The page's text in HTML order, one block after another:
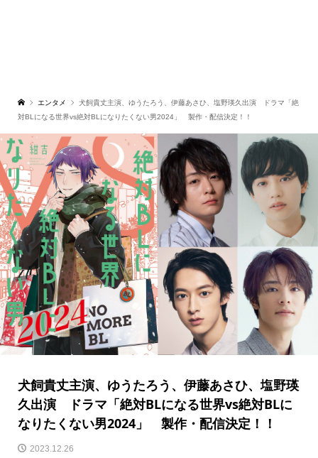
エンタメ
犬飼貴丈主演、ゆうたろう、伊藤あさひ、塩野瑛久出演 ドラマ「絶
対BLになる世界vs絶対BLになりたくない男2024」 製作・配信決定！！
犬飼貴丈主演、ゆうたろう、伊藤あさひ、塩野瑛
久出演 ドラマ「絶対BLになる世界vs絶対BLに
なりたくない男2024」 製作・配信決定！！
2023.12.26